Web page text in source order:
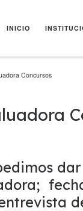
INICIO
Concursos